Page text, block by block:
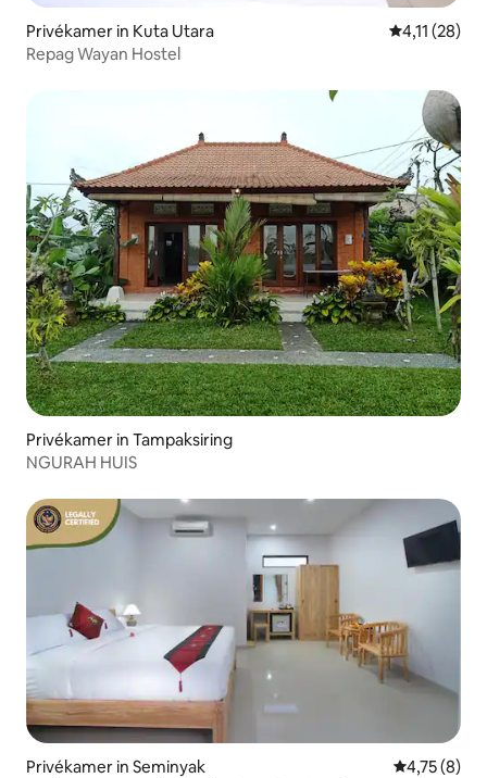
Privékamer in Kuta Utara Gemiddelde
4,11 (28)
Repag Wayan Hostel
Privékamer in Tampaksiring
NGURAH HUIS
Privékamer in Seminyak
4,75 (8)